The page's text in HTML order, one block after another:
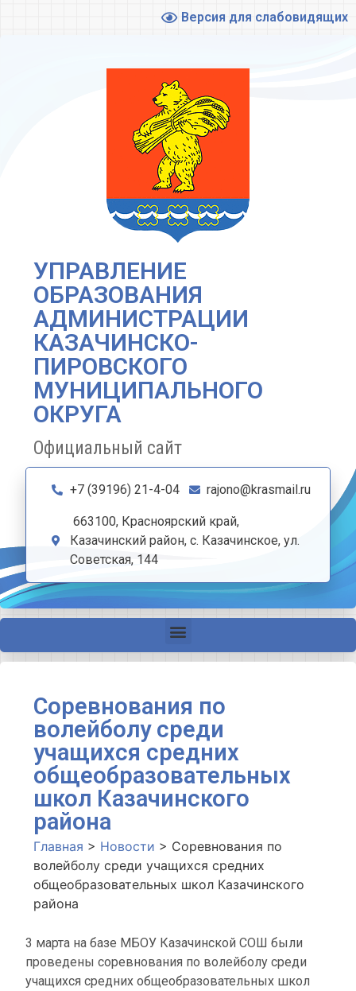
Версия для слабовидящих
УПРАВЛЕНИЕ
ОБРАЗОВАНИЯ
АДМИНИСТРАЦИИ
КАЗАЧИНСКО-
ПИРОВСКОГО
МУНИЦИПАЛЬНОГО
ОКРУГА
Официальный сайт
+7 (39196) 21-4-04 rajono@krasmail.ru
663100, Красноярский край,
Казачинский район, с. Казачинское, ул.
Советская, 144
Соревнования по
волейболу среди
учащихся средних
общеобразовательных
школ Казачинского
района
Главная > Новости > Соревнования по
волейболу среди учащихся средних
общеобразовательных школ Казачинского
района
3 марта на базе МБОУ Казачинской СОШ были
проведены соревнования по волейболу среди
учащихся средних общеобразовательных школ